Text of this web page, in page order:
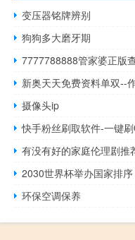
变压器铭牌辨别
狗狗多大磨牙期
新奥天天免费资料单双--
摄像头ip
快手粉丝刷取软件-一键
有没有好的家庭伦理剧推
2030世界杯举办国家排
环保空调保养